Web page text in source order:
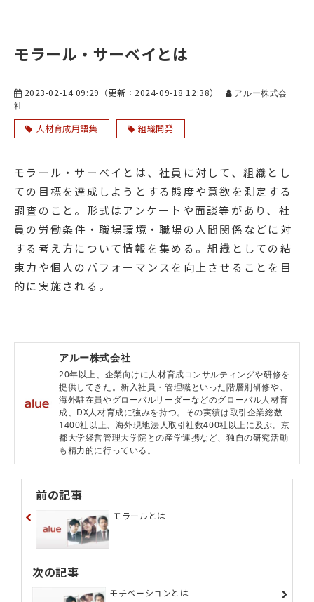
モラール・サーベイとは
2023-02-14 09:29 （更新： 2024-09-18 12:38）
アルー株式会
社
人材育成用語集
組織開発
モラール・サーベイとは、社員に対して、組織とし
ての目標を達成しようとする態度や意欲を測定する
調査のこと。形式はアンケートや面談等があり、社
員の労働条件・職場環境・職場の人間関係などに対
する考え方について情報を集める。組織としての結
束力や個人のパフォーマンスを向上させることを目
的に実施される。
アルー株式会社
20年以上、企業向けに人材育成コンサルティングや研修を
提供してきた。新入社員・管理職といった階層別研修や、
海外駐在員やグローバルリーダーなどのグローバル人材育
成、DX人材育成に強みを持つ。その実績は取引企業総数
1400社以上、海外現地法人取引社数400社以上に及ぶ。京
都大学経営管理大学院との産学連携など、独自の研究活動
も精力的に行っている。
前の記事
モラールとは
次の記事
モチベーションとは